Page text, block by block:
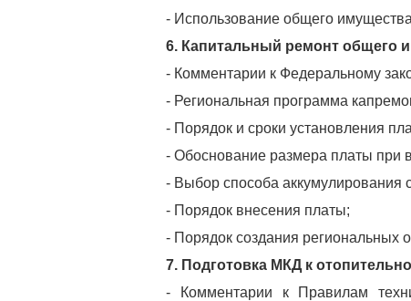
- Использование общего
6. Капитальный ремонт общего
- Комментарии к Федеральному
- Региональная программа
- Порядок и сроки установления
- Обоснование размера платы при
- Выбор способа аккумулирования
- Порядок внесения платы;
- Порядок создания региональных
7. Подготовка МКД к
- Комментарии к Правилам